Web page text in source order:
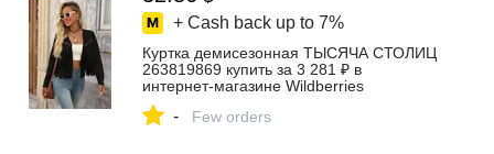
+ Cash back up to 7%
Куртка демисезонная ТЫСЯЧА СТОЛИЦ
263819869 купить за 3 281 ₽ в
интернет‑магазине Wildberries
- Few orders